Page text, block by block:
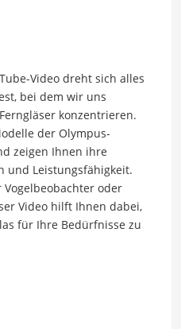
Video dreht sich alles
bei dem wir uns
konzentrieren.
der Olympus-
zeigen Ihnen ihre
und Leistungsfähigkeit.
Vogelbeobachter oder
Video hilft Ihnen dabei,
für Ihre Bedürfnisse zu